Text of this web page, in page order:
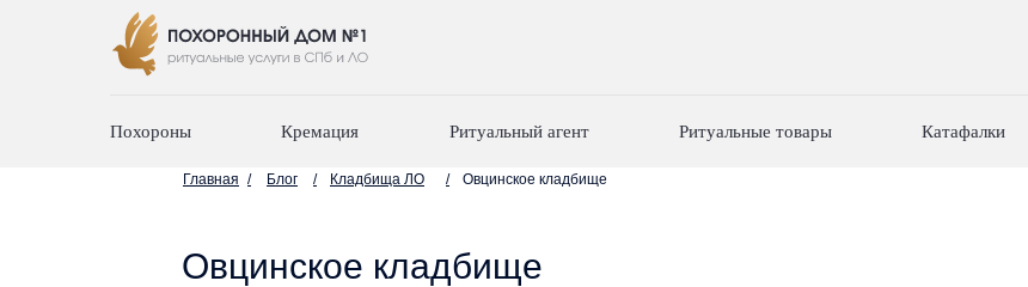
Похороны Кремация Ритуальный агент Ритуальные товары Катафалки
Главная / Блог Кладбища ЛО
/ Овцинское кладбище
/
Овцинское кладбище